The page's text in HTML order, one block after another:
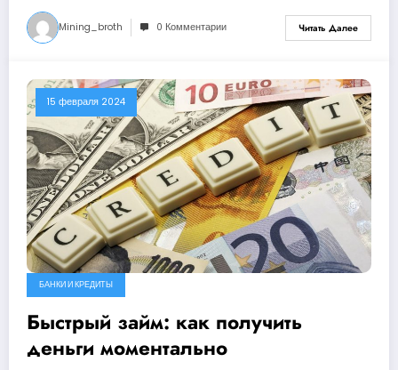
Mining_broth 0 Комментарии Читать Далее
15 февраля 2024
БАНКИ И КРЕДИТЫ
Быстрый займ: как получить
деньги моментально